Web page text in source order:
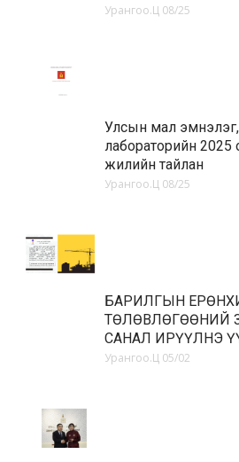
Урангоо.Ц 08/25
Улсын мал эмнэлэг,
лабораторийн 2025
жилийн тайлан
Урангоо.Ц 08/25
БАРИЛГЫН
ТӨЛӨВЛӨГӨӨНИЙ
САНАЛ ИРҮҮЛНЭ
Урангоо.Ц 05/02